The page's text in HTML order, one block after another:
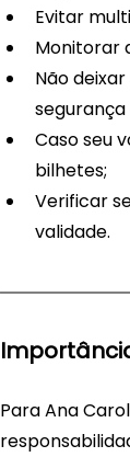
Evitar
Monitorar
Não
Caso seu
bilhetes;
Verificar
validade.
Para Ana